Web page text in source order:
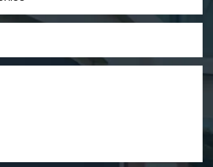
¿Qué es el mesotelioma?